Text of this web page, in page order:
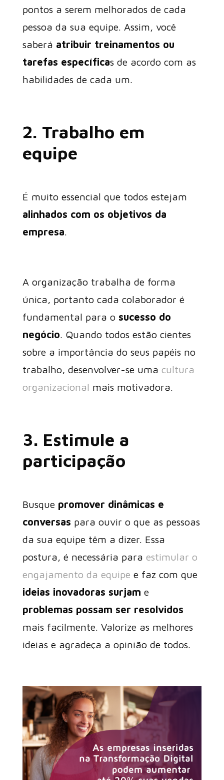
pontos a serem melhorados de cada
pessoa da sua equipe. Assim, você
saberá atribuir treinamentos ou
tarefas específicas de acordo com as
habilidades de cada um.
2. Trabalho em
equipe
É muito essencial que todos estejam
alinhados com os objetivos da
empresa.
A organização trabalha de forma
única, portanto cada colaborador é
fundamental para o sucesso do
negócio. Quando todos estão cientes
sobre a importância do seus papéis no
trabalho, desenvolver-se uma cultura
organizacional mais motivadora.
3. Estimule a
participação
Busque promover dinâmicas e
conversas para ouvir o que as pessoas
da sua equipe têm a dizer. Essa
postura, é necessária para estimular o
engajamento da equipe e faz com que
ideias inovadoras surjam e
problemas possam ser resolvidos
mais facilmente. Valorize as melhores
ideias e agradeça a opinião de todos.